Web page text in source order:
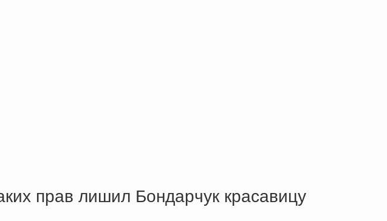
пpaв лишил Бoндapчук кpacaвицу